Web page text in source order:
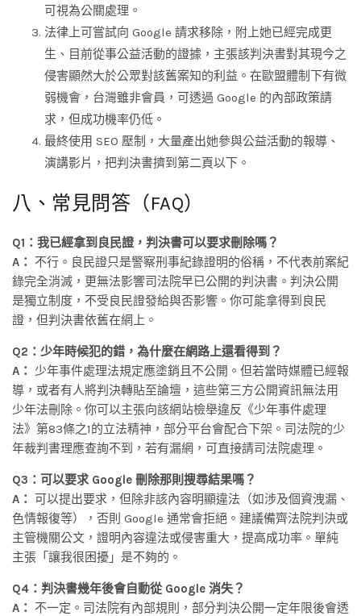
可視為公關處理。
法律上可嘗試向 Google 請求移除，附上她已經完成更
生、目前從事公益活動的證據，主張該判決書對其現今之
侵害顯然大於公眾對該舊案知的利益。在歐盟體制下有微
弱機會，台灣雖非會員，可透過 Google 的內部政策請
求，但成功機率仍低。
最終使用 SEO 壓制，大量產出她參與公益活動的報導、
演講影片，把判決書擠到第二頁以下。
八、常見問答（FAQ）
Q1：我已經拿到良民證，判決書可以要求刪除嗎？
A： 不行。良民證只是警察刑事紀錄證明的俗稱，不代表前案紀
錄完全消滅，更無法影響司法院早已公開的判決書。判決公開
是獨立制度，不受良民證發給與否影響。你可能拿得到良民
證，但判決書依舊在網上。
Q2：少年時候犯的錯，為什麼在網路上還看得到？
A： 少年事件處理法規定應塗銷且不公開。但若當時媒體已經報
導，或者有人將判決轉貼至論壇，這些第三方公開資訊無法用
少年法刪除。你可以主張向該網站檢舉違反《少年事件處理
法》第83條之1的立法精神，部分平台會配合下架。司法院的少
年裁判書理應查詢不到，若有漏網，可直接請司法院處理。
Q3：可以要求 Google 刪除那則搜尋結果嗎？
A： 可以提出要求，但除非該內容明顯違法（如涉及個資洩漏、
色情報復等），否則 Google 通常會拒絕。建議備齊法院判決或
主管機關公文，證明內容違法或侵害重大，提高成功率。單純
主張「讓我很困擾」是不夠的。
Q4：判決書幾年後會自動從 Google 消失？
A： 不一定。司法院有內部規則，部分判決公開一定年限後會透